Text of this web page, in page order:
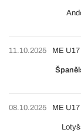
11.10.2025 ME
08.10.2025 ME